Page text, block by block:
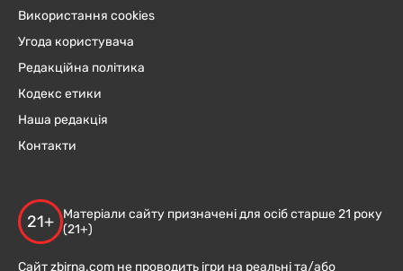
Використання cookies
Угода користувача
Редакційна політика
Кодекс етики
Наша редакція
Контакти
21+
Матеріали сайту призначені для осіб старше 21 року
(21+)
Сайт zbirna.com не проводить ігри на реальні та/або